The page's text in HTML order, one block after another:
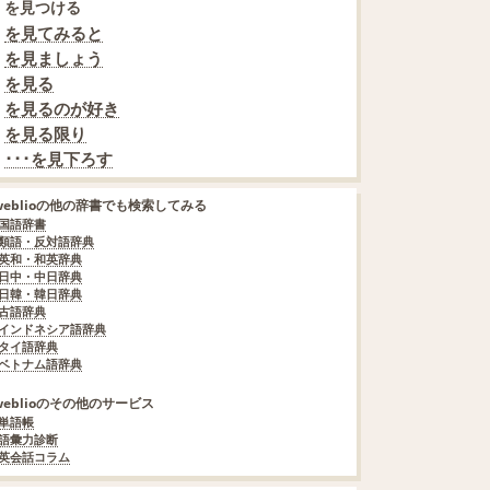
を見つける
を見てみると
を見ましょう
を見る
を見るのが好き
を見る限り
･･･を見下ろす
の他の辞書でも検索してみる
語辞書
語・反対語辞典
和・和英辞典
中・中日辞典
韓・韓日辞典
語辞典
ンドネシア語辞典
イ語辞典
トナム語辞典
のその他のサービス
語帳
彙力診断
会話コラム